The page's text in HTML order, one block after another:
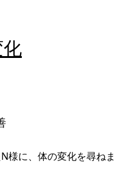
様に、体の変化を尋ねま